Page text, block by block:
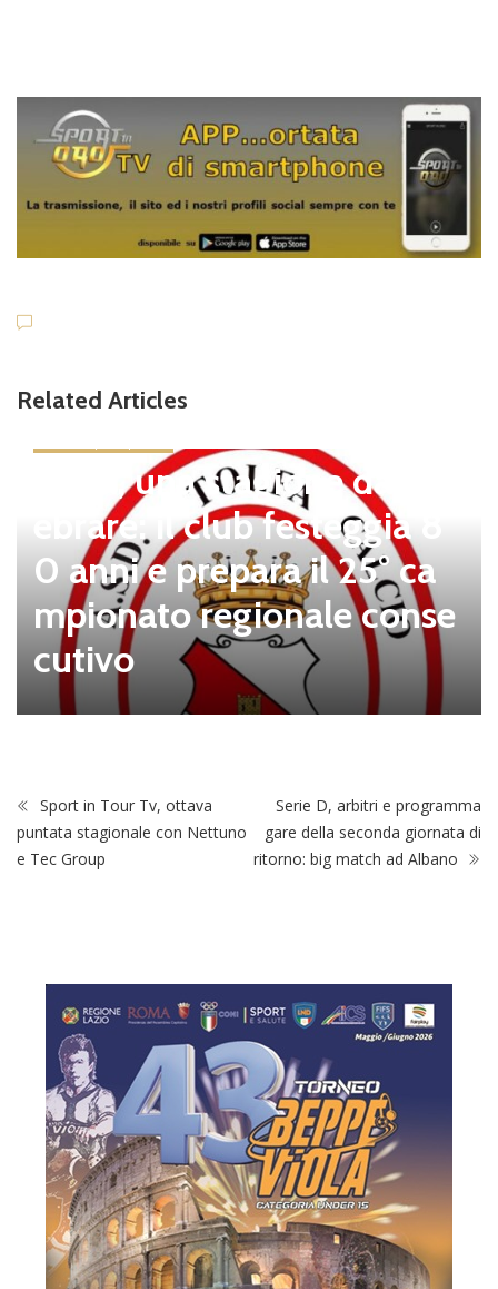
Related Articles
Tolfa, una stagione da cel
ebrare: il club festeggia 8
0 anni e prepara il 25° ca
mpionato regionale conse
cutivo
Sport in Tour Tv, ottava
puntata stagionale con Nettuno
e Tec Group
Serie D, arbitri e programma
gare della seconda giornata di
ritorno: big match ad Albano